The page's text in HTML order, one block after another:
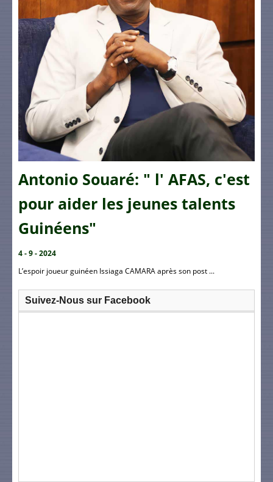
Antonio Souaré: " l' AFAS, c'est
pour aider les jeunes talents
Guinéens"
4 - 9 - 2024
L’espoir joueur guinéen Issiaga CAMARA après son post ...
Suivez-Nous sur Facebook